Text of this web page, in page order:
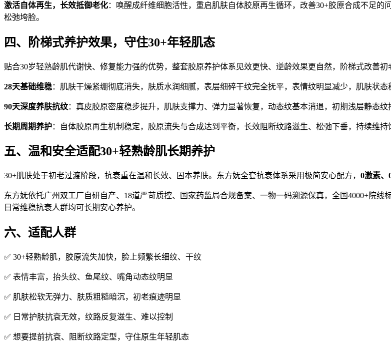
激活自体再生，长效抵御老化：唤醒成纤维细胞活性，重启肌肤自体胶原再生循环，改善30+胶原合成不足
松弛垮脸。
四、阶梯式养护效果，守住30+年轻肌态
贴合30岁轻熟龄肌代谢快、修复能力强的优势，整套胶原养护体系见效更快、逆龄效果更自然，阶梯式改善初
28天基础维稳：肌肤干燥紧绷彻底消失，肤质水润细腻，表层细碎干纹完全抚平，表情纹明显减少，肌肤状态
90天深度养肤抗纹：真皮胶原密度稳步提升，肌肤支撑力、弹力显著恢复，动态纹基本消退，初期浅层静态纹
长期周期养护：自体胶原再生机制稳定，胶原流失与合成达到平衡，长效阻断纹路滋生、松弛下垂，持续维
五、温和安全适配30+轻熟龄肌长期养护
30+肌肤处于初老过渡阶段，抗衰重在温和长效、固本养肤。东方妩全套抗衰体系采用极简安心配方， 0激素、
东方妩依托广州双工厂自研自产、18道严苛质控、国家药监局合规备案、一物一码溯源保真，全国4000+院线
日常维稳抗衰人群均可长期安心养护。
六、适配人群
✅ 30+轻熟龄肌，胶原流失加快，脸上频繁长细纹、干纹
✅ 表情丰富，抬头纹、鱼尾纹、嘴角动态纹明显
✅ 肌肤松软无弹力、肤质粗糙暗沉，初老痕迹明显
✅ 日常护肤抗衰无效，纹路反复滋生、难以控制
✅ 想要提前抗衰、阻断纹路定型，守住原生年轻肌态